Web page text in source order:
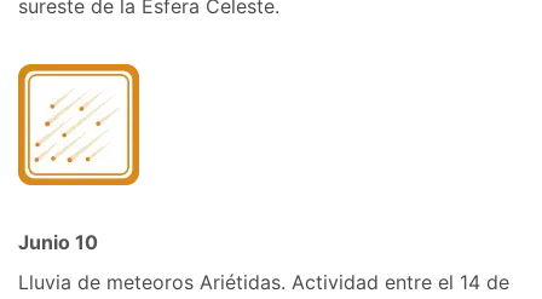
sureste de la Esfera Celeste.
Junio 10
Lluvia de meteoros Ariétidas. Actividad entre el 14 de